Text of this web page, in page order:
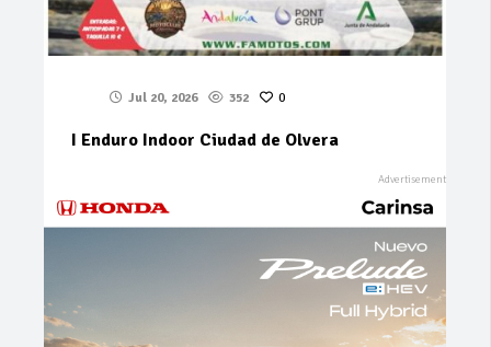
Jul 20, 2026 352 0
I Enduro Indoor Ciudad de Olvera